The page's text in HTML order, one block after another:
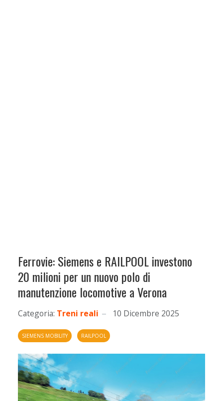
Ferrovie: Siemens e RAILPOOL investono
20 milioni per un nuovo polo di
manutenzione locomotive a Verona
Categoria: Treni reali 10 Dicembre 2025
SIEMENS MOBILITY RAILPOOL